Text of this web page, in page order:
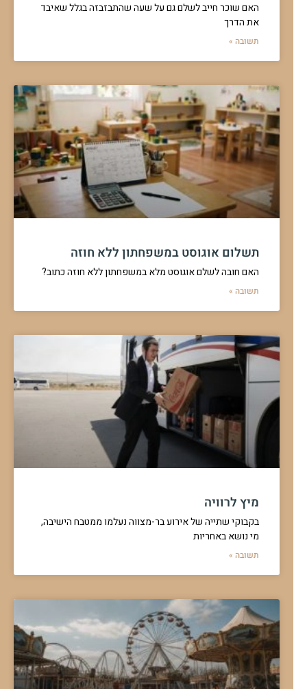
האם שוכר חייב לשלם גם על שעה שהתבזבזה בגלל שאיבד
את הדרך
תשובה »
תשלום אוגוסט במשפחתון ללא חוזה
האם חובה לשלם אוגוסט מלא במשפחתון ללא חוזה כתוב?
תשובה »
מיץ לרוויה
בקבוקי שתייה של אירוע בר-מצווה נעלמו ממטבח הישיבה,
מי נושא באחריות
תשובה »